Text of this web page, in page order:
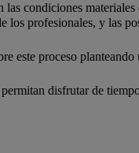
condiciones
los profesionales, y las
este proceso planteando
disfrutar de